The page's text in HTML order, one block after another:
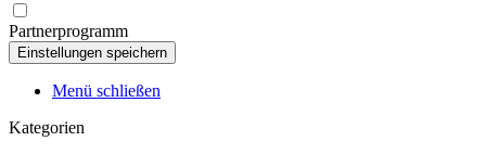
Partnerprogramm
Menü schließen
Kategorien